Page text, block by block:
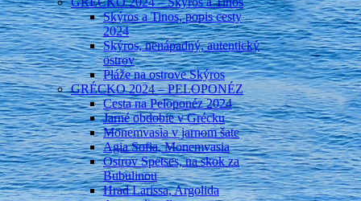
Skýros a Tinos, popis cesty
2024
Skýros, nenápadný, autentický
ostrov
Pláže na ostrove Skýros
GRÉCKO 2024 – PELOPONÉZ
Cesta na Peloponéz 2024
Jarné obdobie v Grécku
Monemvasia v jarnom šate
Agia Sofia, Monemvasia
Ostrov Spetses, na skok za
Bubulinou
Hrad Larissa, Argolida